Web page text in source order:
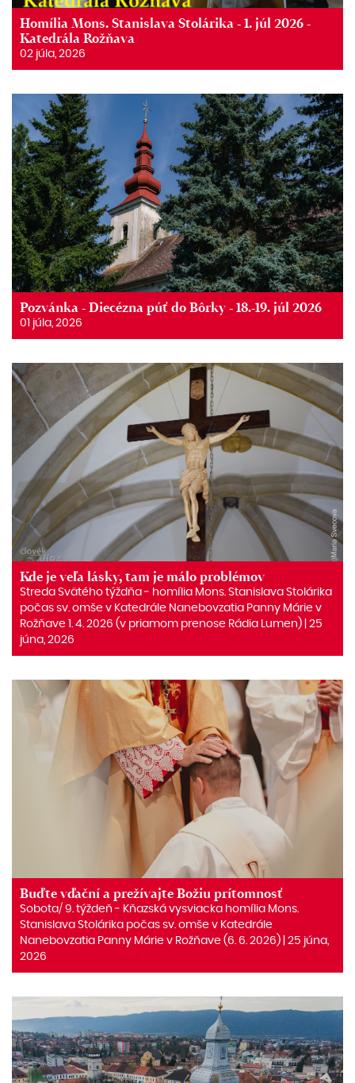
Homília Mons. Stanislava Stolárika - 1. júl 2026 -
Katedrála Rožňava
02 júla, 2026
Pozvánka - Diecézna púť do Bôrky - 18.-19. júl 2026
01 júla, 2026
Kde je veľa lásky, tam je málo problémov
Streda Svätého týždňa ‒ homília Mons. Stanislava Stolárika
počas sv. omše v Katedrále Nanebovzatia Panny Márie v
Rožňave 1. 4. 2026 (v priamom prenose Rádia Lumen) | 25
júna, 2026
Buďte vďační a prežívajte Božiu prítomnosť
Sobota/ 9. týždeň ‒ Kňazská vysviacka homília Mons.
Stanislava Stolárika počas sv. omše v Katedrále
Nanebovzatia Panny Márie v Rožňave (6. 6. 2026) | 25 júna,
2026